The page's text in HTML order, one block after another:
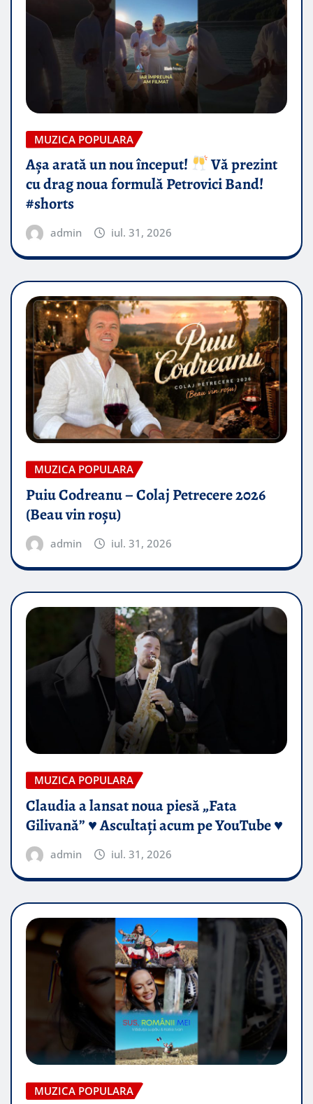
MUZICA POPULARA
Așa arată un nou început!
Vă prezint
cu drag noua formulă Petrovici Band!
#shorts
admin iul. 31, 2026
MUZICA POPULARA
Puiu Codreanu – Colaj Petrecere 2026
(Beau vin roșu)
admin iul. 31, 2026
MUZICA POPULARA
Claudia a lansat noua piesă „Fata
Gilivană” ♥️ Ascultați acum pe YouTube ♥️
admin iul. 31, 2026
MUZICA POPULARA